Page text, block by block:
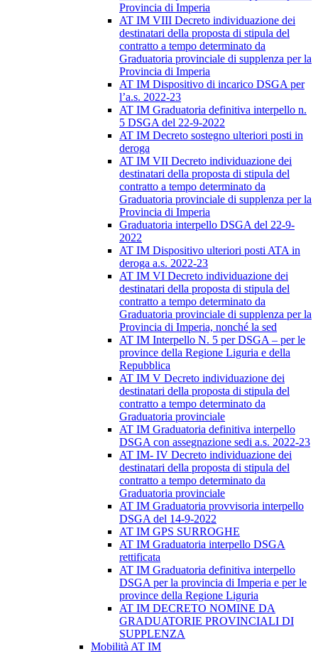
Provincia di Imperia
AT IM VIII Decreto individuazione dei
destinatari della proposta di stipula del
contratto a tempo determinato da
Graduatoria provinciale di supplenza per la
Provincia di Imperia
AT IM Dispositivo di incarico DSGA per
l’a.s. 2022-23
AT IM Graduatoria definitiva interpello n.
5 DSGA del 22-9-2022
AT IM Decreto sostegno ulteriori posti in
deroga
AT IM VII Decreto individuazione dei
destinatari della proposta di stipula del
contratto a tempo determinato da
Graduatoria provinciale di supplenza per la
Provincia di Imperia
Graduatoria interpello DSGA del 22-9-
2022
AT IM Dispositivo ulteriori posti ATA in
deroga a.s. 2022-23
AT IM VI Decreto individuazione dei
destinatari della proposta di stipula del
contratto a tempo determinato da
Graduatoria provinciale di supplenza per la
Provincia di Imperia, nonché la sed
AT IM Interpello N. 5 per DSGA – per le
province della Regione Liguria e della
Repubblica
AT IM V Decreto individuazione dei
destinatari della proposta di stipula del
contratto a tempo determinato da
Graduatoria provinciale
AT IM Graduatoria definitiva interpello
DSGA con assegnazione sedi a.s. 2022-23
AT IM- IV Decreto individuazione dei
destinatari della proposta di stipula del
contratto a tempo determinato da
Graduatoria provinciale
AT IM Graduatoria provvisoria interpello
DSGA del 14-9-2022
AT IM GPS SURROGHE
AT IM Graduatoria interpello DSGA
rettificata
AT IM Graduatoria definitiva interpello
DSGA per la provincia di Imperia e per le
province della Regione Liguria
AT IM DECRETO NOMINE DA
GRADUATORIE PROVINCIALI DI
SUPPLENZA
Mobilità AT IM